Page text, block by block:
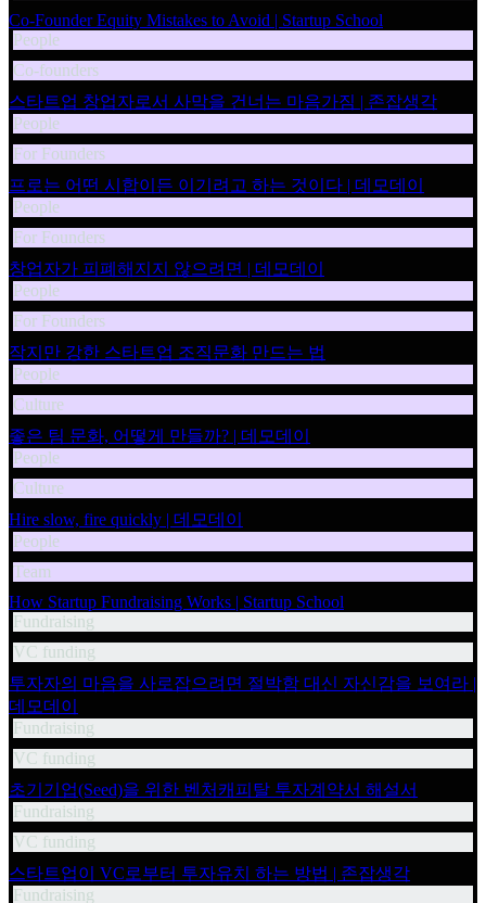
Co-Founder Equity Mistakes to Avoid | Startup School
People
Co-founders
스타트업 창업자로서 사막을 건너는 마음가짐 | 존잡생각
People
For Founders
프로는 어떤 시합이든 이기려고 하는 것이다 | 데모데이
People
For Founders
창업자가 피폐해지지 않으려면 | 데모데이
People
For Founders
작지만 강한 스타트업 조직문화 만드는 법
People
Culture
좋은 팀 문화, 어떻게 만들까? | 데모데이
People
Culture
Hire slow, fire quickly | 데모데이
People
Team
How Startup Fundraising Works | Startup School
Fundraising
VC funding
투자자의 마음을 사로잡으려면 절박함 대신 자신감을 보여라 |
데모데이
Fundraising
VC funding
초기기업(Seed)을 위한 벤처캐피탈 투자계약서 해설서
Fundraising
VC funding
스타트업이 VC로부터 투자유치 하는 방법 | 존잡생각
Fundraising